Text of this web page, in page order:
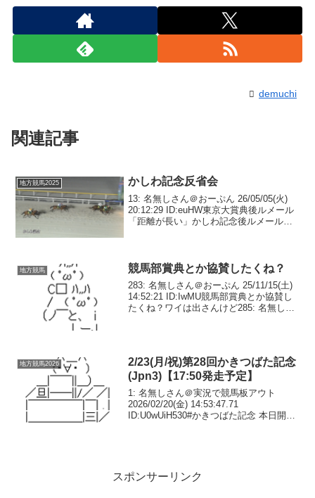
demuchi
関連記事
地方競馬2025 かしわ記念反省会
13: 名無しさん＠おーぷん 26/05/05(火)
20:12:29 ID:euHW東京大賞典後ルメール
「距離が長い」かしわ記念後ルメール
地方競馬 競馬部賞典とか協賛したくね？
283: 名無しさん＠おーぷん 25/11/15(土)
14:52:21 ID:IwMU競馬部賞典とか協賛し
たくね？ワイは出さんけど285: 名無しさ
地方競馬2026
2/23(月/祝)第28回かきつばた記念
(Jpn3)【17:50発走予定】
1: 名無しさん＠実況で競馬板アウト
2026/02/20(金) 14:53:47.71
ID:U0wUiH530#かきつばた記念 本日開
スポンサーリンク